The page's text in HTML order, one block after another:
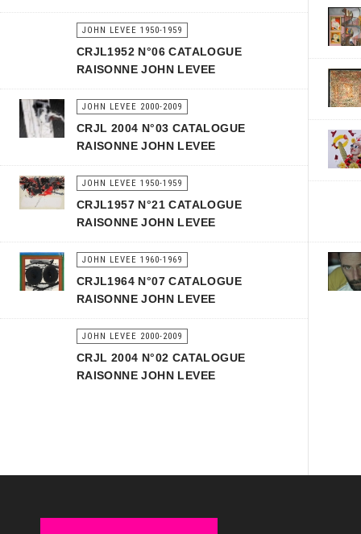
JOHN LEVEE 1950-1959
CRJL1952 N°06 CATALOGUE
RAISONNE JOHN LEVEE
JOHN LEVEE 2000-2009
CRJL 2004 N°03 CATALOGUE
RAISONNE JOHN LEVEE
JOHN LEVEE 1950-1959
CRJL1957 N°21 CATALOGUE
RAISONNE JOHN LEVEE
JOHN LEVEE 1960-1969
CRJL1964 N°07 CATALOGUE
RAISONNE JOHN LEVEE
JOHN LEVEE 2000-2009
CRJL 2004 N°02 CATALOGUE
RAISONNE JOHN LEVEE